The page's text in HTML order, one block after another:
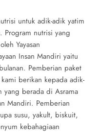
untuk adik-adik yatim
Program nutrisi yang
Yayasan
Insan Mandiri yaitu
Pemberian paket
berikan kepada adik-
yang berada di Asrama
Mandiri. Pemberian
susu, yakult, biskuit,
kebahagiaan